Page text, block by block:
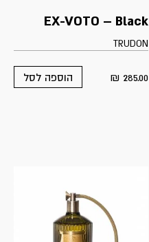
EX-VOTO – Black
TRUDON
285.00
₪ הוספה לסל